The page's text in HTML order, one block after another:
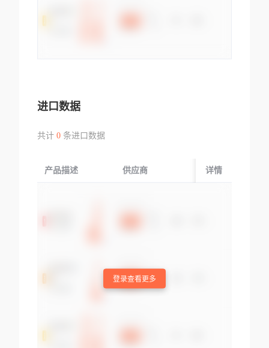
进口数据
共计 0条进口数据
产品描述 供应商 起运国/地区
详情
登录查看更多